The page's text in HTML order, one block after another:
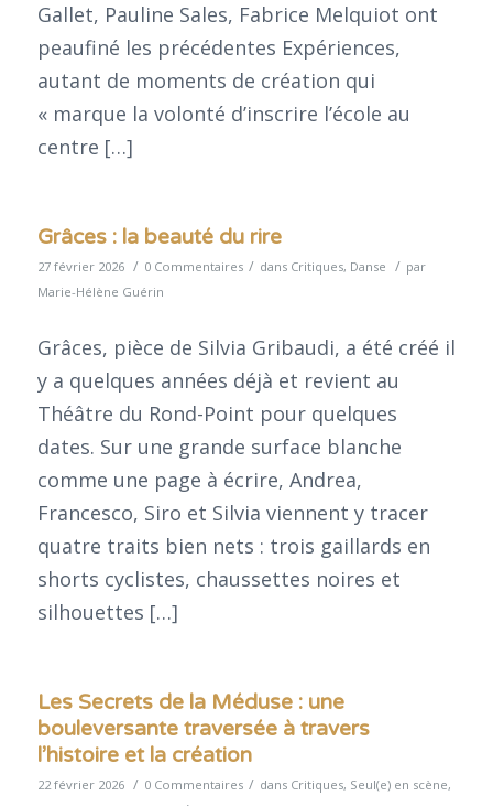
Gallet, Pauline Sales, Fabrice Melquiot ont
peaufiné les précédentes Expériences,
autant de moments de création qui
« marque la volonté d’inscrire l’école au
centre […]
Grâces : la beauté du rire
27 février 2026 / 0 Commentaires / dans Critiques, Danse / par
Marie-Hélène Guérin
Grâces, pièce de Silvia Gribaudi, a été créé il
y a quelques années déjà et revient au
Théâtre du Rond-Point pour quelques
dates. Sur une grande surface blanche
comme une page à écrire, Andrea,
Francesco, Siro et Silvia viennent y tracer
quatre traits bien nets : trois gaillards en
shorts cyclistes, chaussettes noires et
silhouettes […]
Les Secrets de la Méduse : une
bouleversante traversée à travers
l’histoire et la création
22 février 2026 / 0 Commentaires / dans Critiques, Seul(e) en scène,